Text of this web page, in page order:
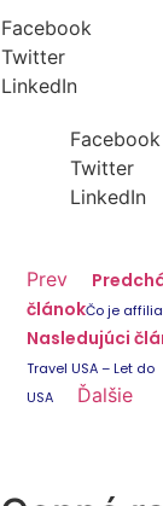
Facebook
Twitter
LinkedIn
Facebook
Twitter
LinkedIn
Prev
článokČo je
Nasledujúci
Travel USA – Let do
USA
Ďalšie